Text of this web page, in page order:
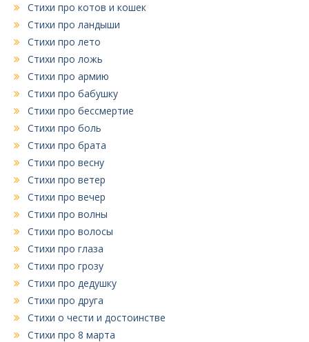
Стихи про котов и кошек
Стихи про ландыши
Стихи про лето
Стихи про ложь
Стихи про армию
Стихи про бабушку
Стихи про бессмертие
Стихи про боль
Стихи про брата
Стихи про весну
Стихи про ветер
Стихи про вечер
Стихи про волны
Стихи про волосы
Стихи про глаза
Стихи про грозу
Стихи про дедушку
Стихи про друга
Стихи о чести и достоинстве
Стихи про 8 марта